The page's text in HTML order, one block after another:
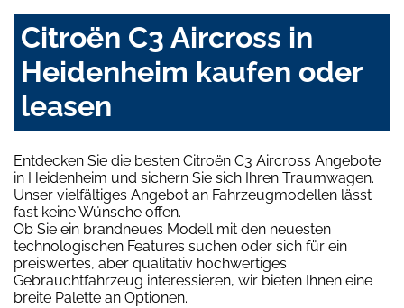
Citroën C3 Aircross in
Heidenheim kaufen oder
leasen
Entdecken Sie die besten Citroën C3 Aircross Angebote
in Heidenheim und sichern Sie sich Ihren Traumwagen.
Unser vielfältiges Angebot an Fahrzeugmodellen lässt
fast keine Wünsche offen.
Ob Sie ein brandneues Modell mit den neuesten
technologischen Features suchen oder sich für ein
preiswertes, aber qualitativ hochwertiges
Gebrauchtfahrzeug interessieren, wir bieten Ihnen eine
breite Palette an Optionen.